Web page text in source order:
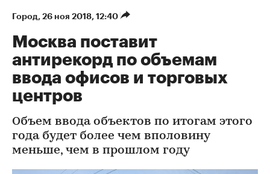
Город⁠, 26 ноя 2018, 12:40
Москва поставит
антирекорд по объемам
ввода офисов и торговых
центров
Объем ввода объектов по итогам этого
года будет более чем вполовину
меньше, чем в прошлом году